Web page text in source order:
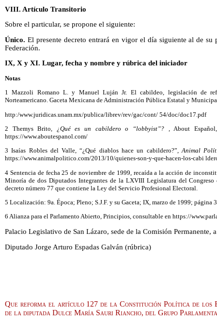
VIII. Artículo Transitorio
Sobre el particular, se propone el siguiente:
Único. El presente decreto entrará en vigor el día siguiente al de
Federación.
IX, X y XI. Lugar, fecha y nombre y rúbrica del iniciador
Notas
1 Mazzoli Romano L. y Manuel Luján Jr. El cabildeo, legislación de
Norteamericano. Gaceta Mexicana de Administración Pública Estatal y
http:/www.juridicas.unam.mx/publica/librev/rev/gac/cont/ 54/doc/doc17.pdf
2 Themys Brito, ¿Qué es un cabildero o “lobbyist”?, About
https://www.aboutespanol.com/
3 Isaías Robles del Valle, “¿Qué diablos hace un cabildero?”,Animal
https://www.animalpolitico.com/2013/10/quienes-son-y-que-hacen-los-cabi
4 Sentencia de fecha 25 de noviembre de 1999, recaída a la acción de
Minoría de dos Diputados Integrantes de la LXVIII Legislatura del
decreto número 77 que contiene la Ley del Servicio Profesional Electoral.
5 Localización: 9a. Época; Pleno; S.J.F. y su Gaceta; IX, marzo de 1999; página
6 Alianza para el Parlamento Abierto, Principios, consultable en https://
Palacio Legislativo de San Lázaro, sede de la Comisión Permanente,
Diputado Jorge Arturo Espadas Galván (rúbrica)
Que reforma el artículo 127 de la Constitución Política de los
de la diputada Dulce María Sauri Riancho, del Grupo